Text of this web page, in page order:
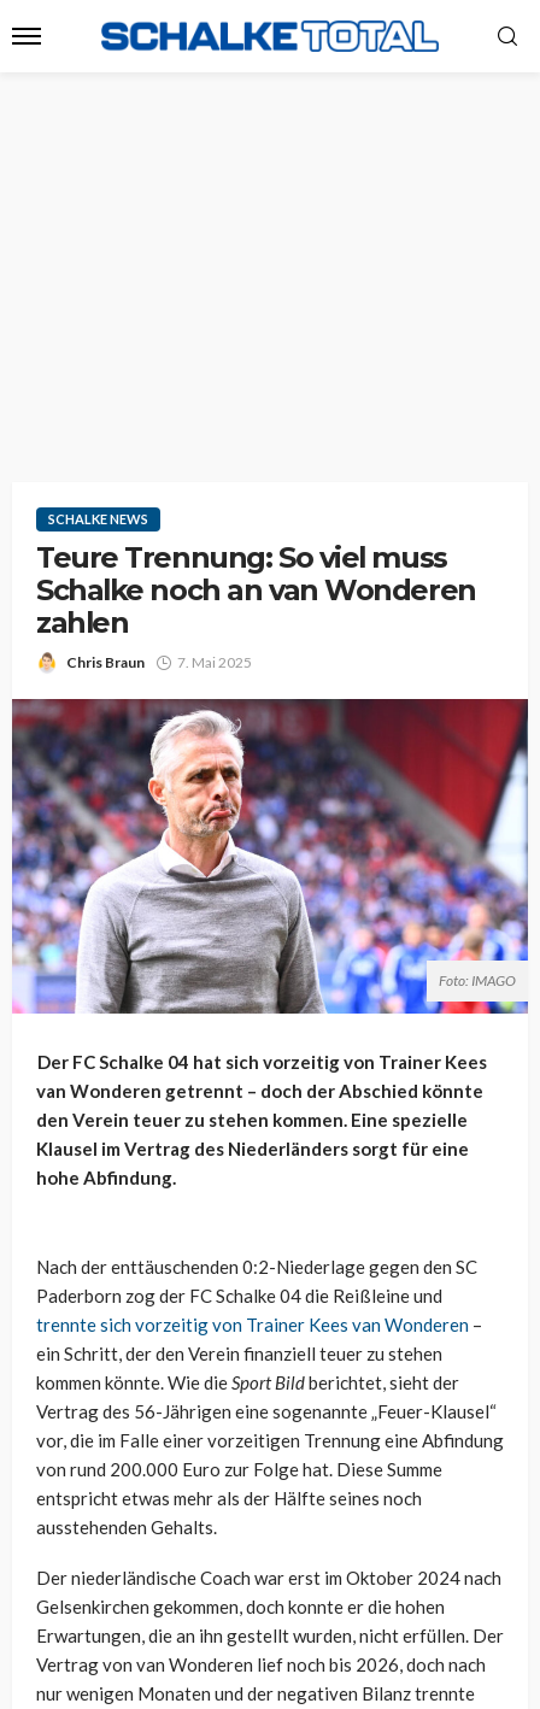
SCHALKE NEWS
Teure Trennung: So viel muss
Schalke noch an van Wonderen
zahlen
Chris Braun 7. Mai 2025
Foto: IMAGO
Der FC Schalke 04 hat sich vorzeitig von Trainer Kees
van Wonderen getrennt – doch der Abschied könnte
den Verein teuer zu stehen kommen. Eine spezielle
Klausel im Vertrag des Niederländers sorgt für eine
hohe Abfindung.
Nach der enttäuschenden 0:2-Niederlage gegen den SC
Paderborn zog der FC Schalke 04 die Reißleine und
trennte sich vorzeitig von Trainer Kees van Wonderen –
ein Schritt, der den Verein finanziell teuer zu stehen
kommen könnte. Wie dieSport Bildberichtet, sieht der
Vertrag des 56-Jährigen eine sogenannte „Feuer-Klausel“
vor, die im Falle einer vorzeitigen Trennung eine Abfindung
von rund 200.000 Euro zur Folge hat. Diese Summe
entspricht etwas mehr als der Hälfte seines noch
ausstehenden Gehalts.
Der niederländische Coach war erst im Oktober 2024 nach
Gelsenkirchen gekommen, doch konnte er die hohen
Erwartungen, die an ihn gestellt wurden, nicht erfüllen. Der
Vertrag von van Wonderen lief noch bis 2026, doch nach
nur wenigen Monaten und der negativen Bilanz trennte